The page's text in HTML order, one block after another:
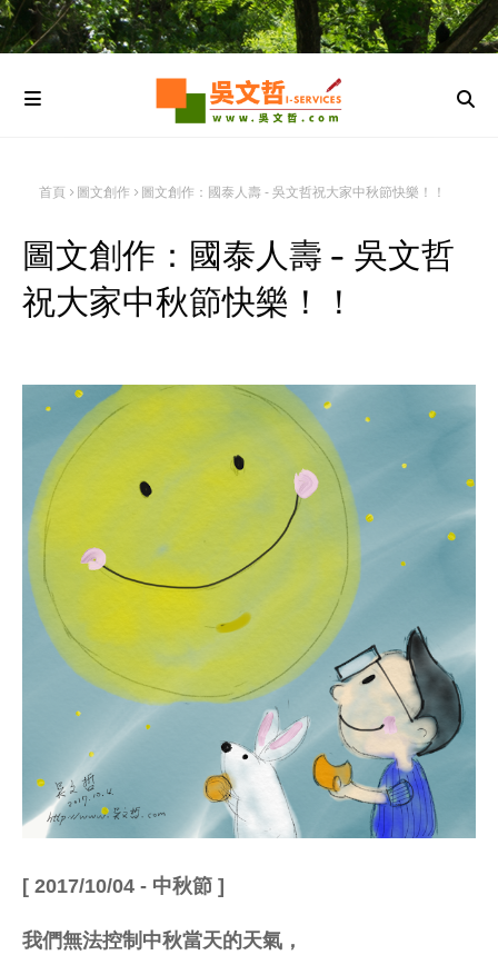
首頁 圖文創作 圖文創作：國泰人壽 - 吳文哲祝大家中秋節快樂！！
圖文創作：國泰人壽 - 吳文哲
祝大家中秋節快樂！！
[ 2017/10/04 - 中秋節 ]
我們無法控制中秋當天的天氣，